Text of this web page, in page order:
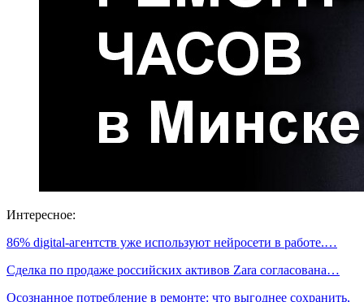
Интересное:
86% digital-агентств уже используют нейросети в работе.…
Сделка по продаже российских активов Zara согласована…
Осознанное потребление в ремонте: что выгоднее сохранить,